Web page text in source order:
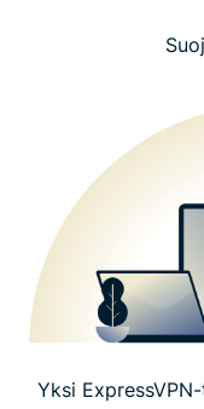
Yksi